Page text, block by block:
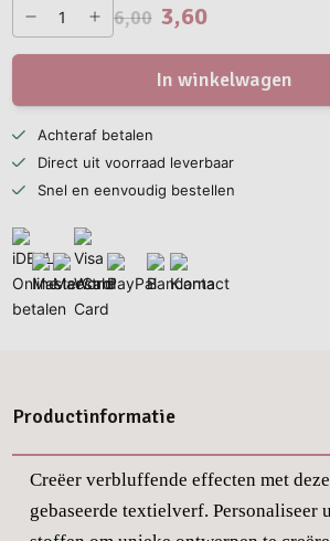
6,00 3,60
In winkelwagen
Achteraf betalen
Direct uit voorraad leverbaar
Snel en eenvoudig bestellen
Productinformatie
Creëer verbluffende effecten met
gebaseerde textielverf. Personaliseer